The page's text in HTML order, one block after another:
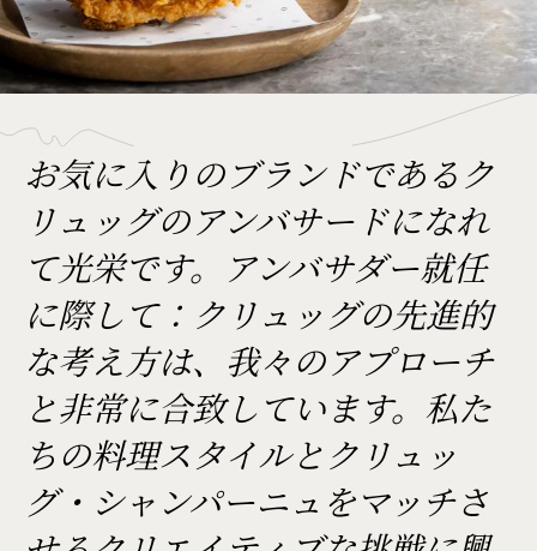
お気に入りのブランドであるク
リュッグのアンバサードになれ
て光栄です。アンバサダー就任
に際して：クリュッグの先進的
な考え方は、我々のアプローチ
と非常に合致しています。私た
ちの料理スタイルとクリュッ
グ・シャンパーニュをマッチさ